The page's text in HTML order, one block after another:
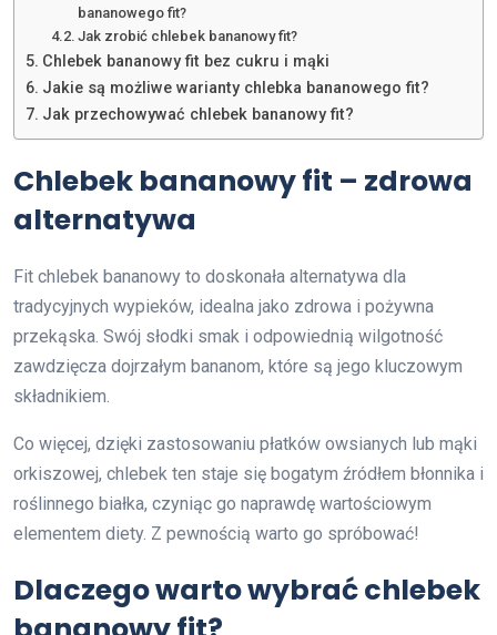
bananowego fit?
Jak zrobić chlebek bananowy fit?
Chlebek bananowy fit bez cukru i mąki
Jakie są możliwe warianty chlebka bananowego fit?
Jak przechowywać chlebek bananowy fit?
Chlebek bananowy fit – zdrowa
alternatywa
Fit chlebek bananowy to doskonała alternatywa dla
tradycyjnych wypieków, idealna jako zdrowa i pożywna
przekąska. Swój słodki smak i odpowiednią wilgotność
zawdzięcza dojrzałym bananom, które są jego kluczowym
składnikiem.
Co więcej, dzięki zastosowaniu płatków owsianych lub mąki
orkiszowej, chlebek ten staje się bogatym źródłem błonnika i
roślinnego białka, czyniąc go naprawdę wartościowym
elementem diety. Z pewnością warto go spróbować!
Dlaczego warto wybrać chlebek